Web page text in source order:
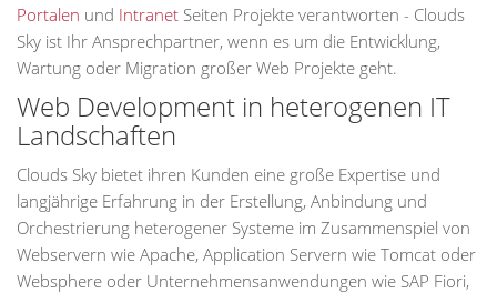
Portalen und Intranet Seiten Projekte verantworten - Clouds
Sky ist Ihr Ansprechpartner, wenn es um die Entwicklung,
Wartung oder Migration großer Web Projekte geht.
Web Development in heterogenen IT
Landschaften
Clouds Sky bietet ihren Kunden eine große Expertise und
langjährige Erfahrung in der Erstellung, Anbindung und
Orchestrierung heterogener Systeme im Zusammenspiel von
Webservern wie Apache, Application Servern wie Tomcat oder
Websphere oder Unternehmensanwendungen wie SAP Fiori,